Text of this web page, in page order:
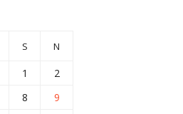
S N
1
2
8
9